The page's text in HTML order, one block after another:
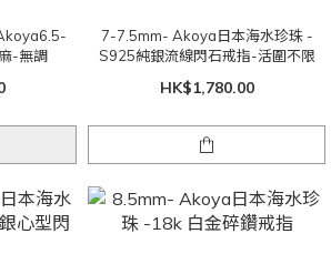
-無調
7-7.5mm- Akoya日本海水珍珠 -
S925純銀流線閃石戒指-活圍不限
HK$1,780.00